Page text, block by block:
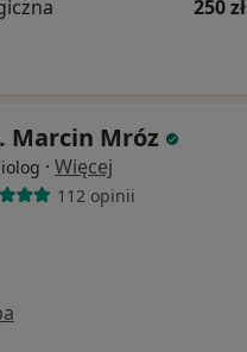
250 zł
Marcin Mróz
· Więcej
112 opinii